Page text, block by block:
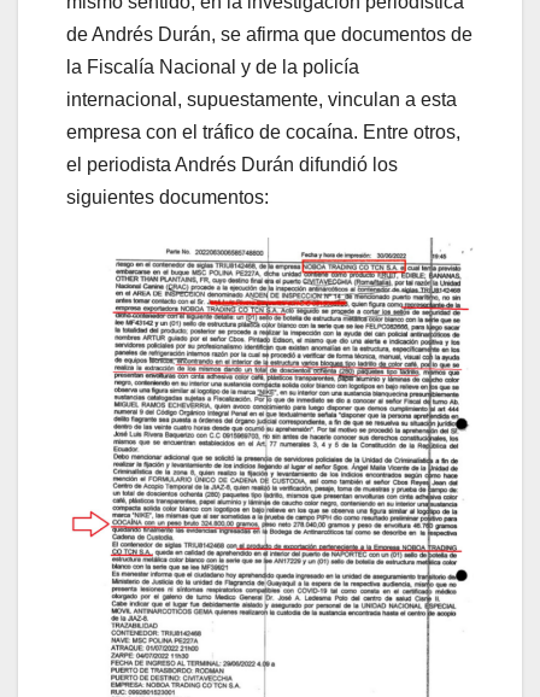
de Andrés Durán, se afirma que documentos de
la Fiscalía Nacional y de la policía
internacional, supuestamente, vinculan a esta
empresa con el tráfico de cocaína. Entre otros,
el periodista Andrés Durán difundió los
siguientes documentos: